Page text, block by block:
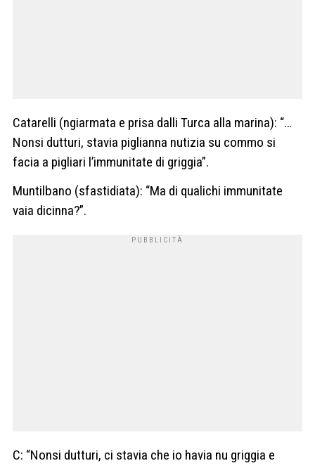
Catarelli (ngiarmata e prisa dalli Turca alla marina): “…
Nonsi dutturi, stavia piglianna nutizia su commo si
facia a pigliari l’immunitate di griggia”.
Muntilbano (sfastidiata): “Ma di qualichi immunitate
vaia dicinna?”.
C: “Nonsi dutturi, ci stavia che io havia nu griggia e